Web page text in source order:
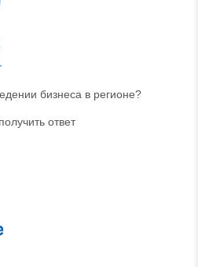
бизнеса в регионе?
ответ